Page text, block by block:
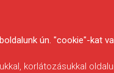
ún. "cookie"-kat
korlátozásukkal